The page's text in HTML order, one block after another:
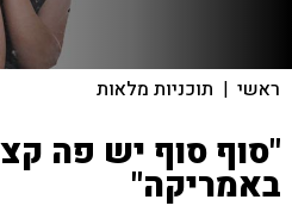
ראשי | תוכניות מלאות
"סוף סוף יש פה
באמריקה"